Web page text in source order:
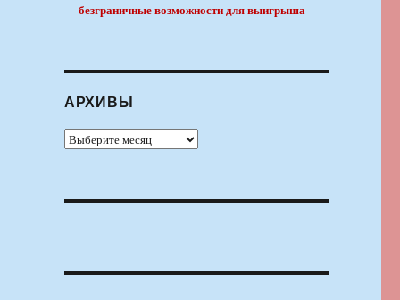
безграничные возможности для выигрыша
АРХИВЫ
Архивы